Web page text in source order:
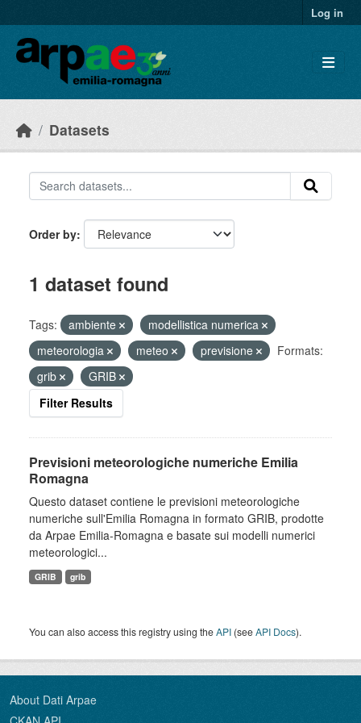
Log in
Datasets
Order by
1 dataset found
Tags: ambiente
modellistica numerica
meteorologia
meteo previsione
Formats:
grib
GRIB
Filter Results
Previsioni meteorologiche numeriche Emilia
Romagna
Questo dataset contiene le previsioni meteorologiche
numeriche sull'Emilia Romagna in formato GRIB, prodotte
da Arpae Emilia-Romagna e basate sui modelli numerici
meteorologici...
GRIB grib
You can also access this registry using theAPI (seeAPI Docs).
About Dati Arpae